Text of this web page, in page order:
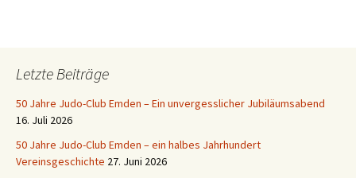
Letzte Beiträge
50 Jahre Judo-Club Emden – Ein unvergesslicher Jubiläumsabend
16. Juli 2026
50 Jahre Judo-Club Emden – ein halbes Jahrhundert
Vereinsgeschichte 27. Juni 2026